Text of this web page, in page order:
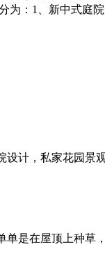
为：1、新中式庭
设计，私家花园景
单是在屋顶上种草